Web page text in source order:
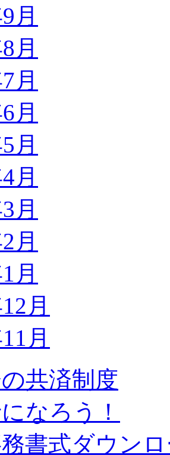
月
月
月
月
月
月
月
月
月
月
月
共済制度
なろう！
書式ダウン